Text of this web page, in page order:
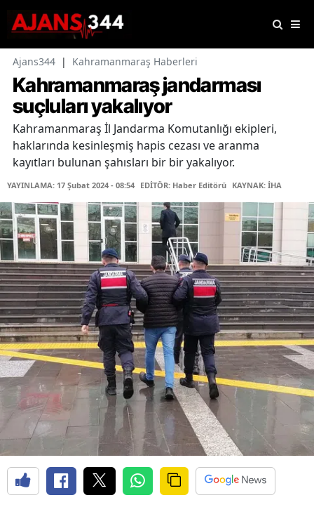
Ajans344 | Kahramanmaraş Haberleri
Kahramanmaraş jandarması
suçluları yakalıyor
Kahramanmaraş İl Jandarma Komutanlığı ekipleri,
haklarında kesinleşmiş hapis cezası ve aranma
kayıtları bulunan şahısları bir bir yakalıyor.
YAYINLAMA: 17 Şubat 2024 - 08:54 EDİTÖR: Haber Editörü KAYNAK: İHA